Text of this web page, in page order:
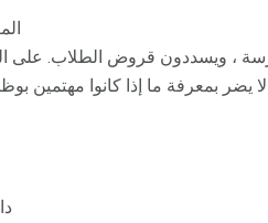
، ويسددون قروض الطلاب. على
يضر بمعرفة ما إذا كانوا مهتمين